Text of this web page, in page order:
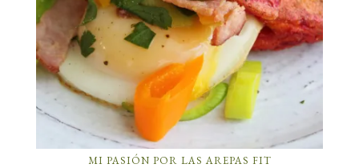
MI PASIÓN POR LAS AREPAS FIT